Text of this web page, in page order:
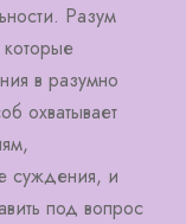
Разум
в разумно
охватывает
суждения, и
под вопрос